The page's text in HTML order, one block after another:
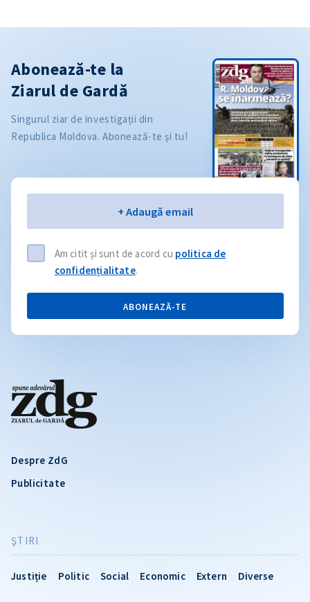
Despre ZdG
Publicitate
ŞTIRI
Justiție Politic Social Economic Extern Diverse
Abonează-te la
Ziarul de Gardă
Singurul ziar de investigații din
Republica Moldova. Abonează-te și tu!
+ Adaugă email
Am citit și sunt de acord cu politica de
confidențialitate.
ABONEAZĂ-TE